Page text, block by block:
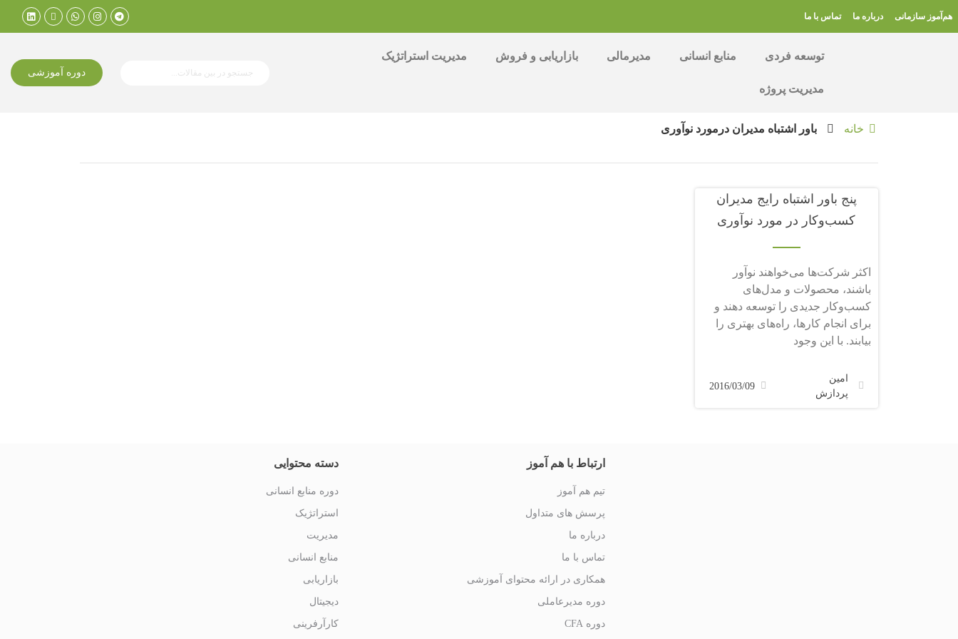
هم‌آموز سازمانی درباره ما تماس با ما
توسعه فردی منابع انسانی مدیرمالی بازاریابی و فروش مدیریت استراتژیک
مدیریت پروژه
دوره آموزشی
خانه باور اشتباه مدیران درمورد نوآوری
پنج باور اشتباه رایج مدیران
کسب‌وکار در مورد نوآوری
اکثر شرکت‌ها می‌خواهند نوآور
باشند، محصولات و مدل‌های
کسب‌وکار جدیدی را توسعه دهند و
برای انجام کارها، راه‌های بهتری را
بیابند. با این وجود
امین
پردازش
2016/03/09
ارتباط با هم آموز
تیم هم آموز
پرسش های متداول
درباره ما
تماس با ما
همکاری در ارائه محتوای آموزشی
دوره مدیرعاملی
دوره CFA
دسته محتوایی
دوره منابع انسانی
استراتژیک
مدیریت
منابع انسانی
بازاریابی
دیجیتال
کارآرفرینی